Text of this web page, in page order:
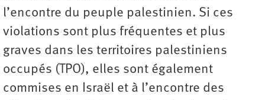
l’encontre du peuple palestinien. Si ces
violations sont plus fréquentes et plus
graves dans les territoires palestiniens
occupés (TPO), elles sont également
commises en Israël et à l’encontre des